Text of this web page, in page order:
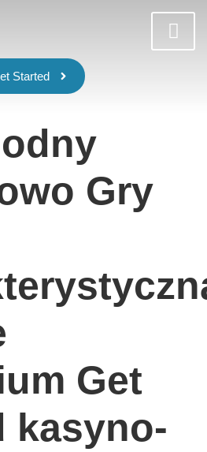
Started
Gry
Get
kasyno-